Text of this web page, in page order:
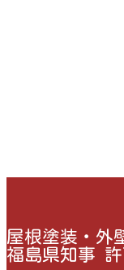
屋根塗装・外
福島県知事